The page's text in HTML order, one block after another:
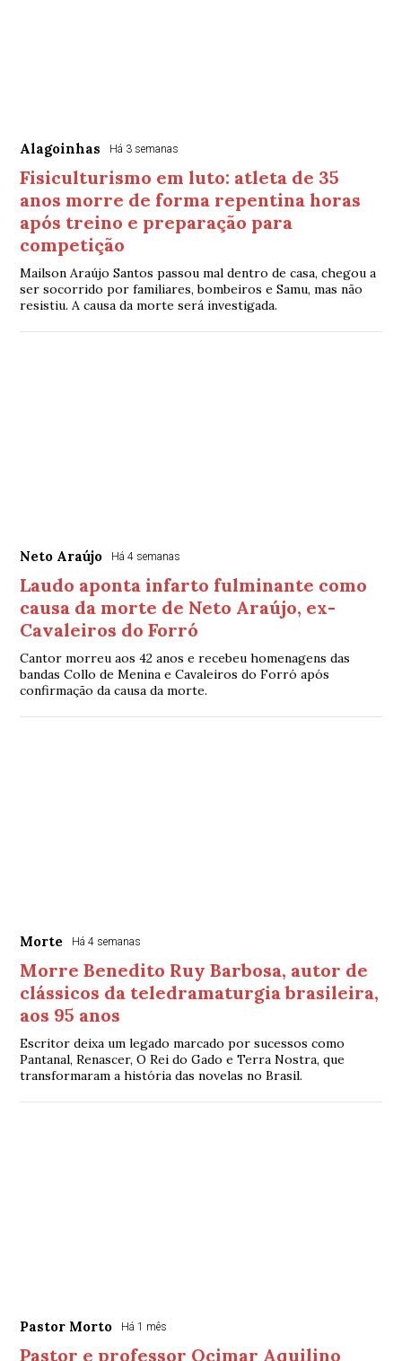
Alagoinhas Há 3 semanas
Fisiculturismo em luto: atleta de 35
anos morre de forma repentina horas
após treino e preparação para
competição
Mailson Araújo Santos passou mal dentro de casa, chegou a
ser socorrido por familiares, bombeiros e Samu, mas não
resistiu. A causa da morte será investigada.
Neto Araújo Há 4 semanas
Laudo aponta infarto fulminante como
causa da morte de Neto Araújo, ex-
Cavaleiros do Forró
Cantor morreu aos 42 anos e recebeu homenagens das
bandas Collo de Menina e Cavaleiros do Forró após
confirmação da causa da morte.
Morte Há 4 semanas
Morre Benedito Ruy Barbosa, autor de
clássicos da teledramaturgia brasileira,
aos 95 anos
Escritor deixa um legado marcado por sucessos como
Pantanal, Renascer, O Rei do Gado e Terra Nostra, que
transformaram a história das novelas no Brasil.
Pastor Morto Há 1 mês
Pastor e professor Ocimar Aquilino